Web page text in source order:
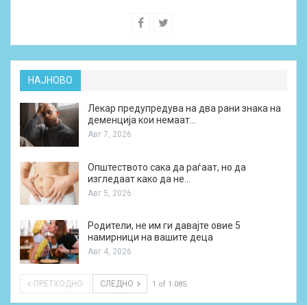
НАЈНОВО
Лекар предупредува на два рани знака на
деменција кои немаат…
Авг 7, 2026
Општеството сака да раѓаат, но да
изгледаат како да не…
Авг 5, 2026
Родители, не им ги давајте овие 5
намирници на вашите деца
Авг 4, 2026
ПРЕТХОДНО СЛЕДНО 1 of 1.085